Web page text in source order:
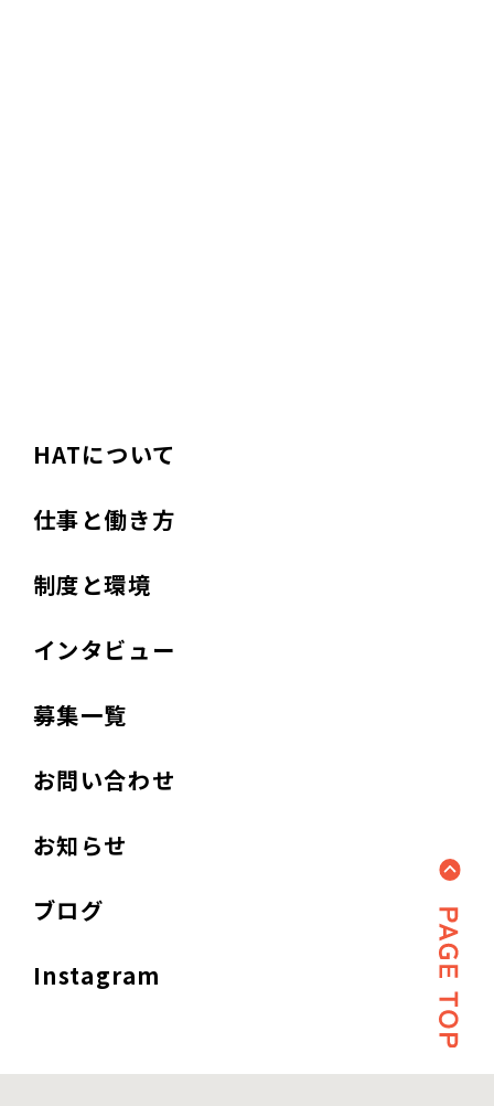
HATについて
仕事と働き方
制度と環境
インタビュー
募集一覧
お問い合わせ
お知らせ
ブログ
Instagram